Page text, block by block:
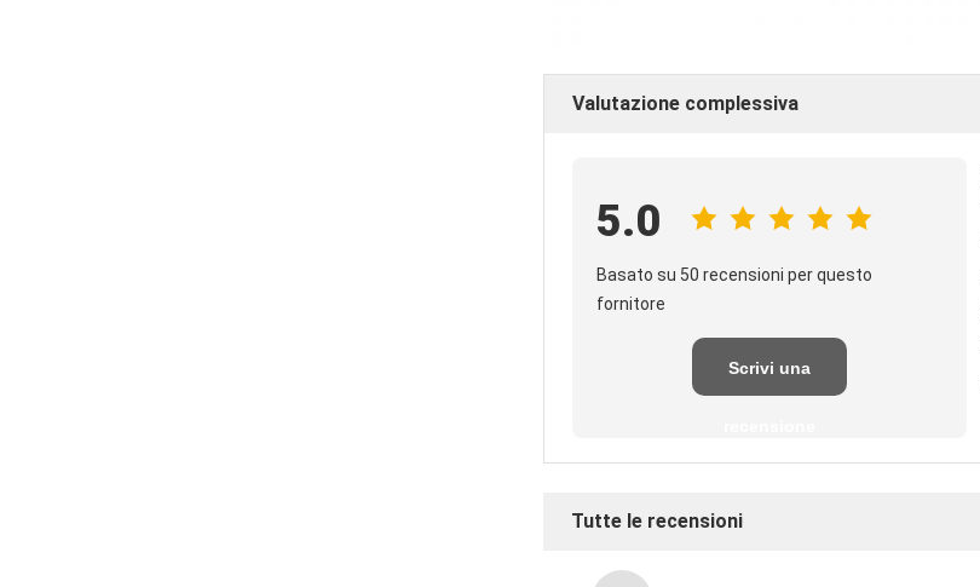
Valutazione complessiva
5.0
Basato su 50 recensioni per questo
fornitore
Scrivi una
Tutte le recensioni